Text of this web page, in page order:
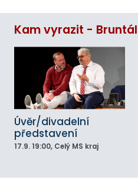
Kam vyrazit -
Úvěr/divadelní
představení
17.9. 19:00, Celý MS kraj